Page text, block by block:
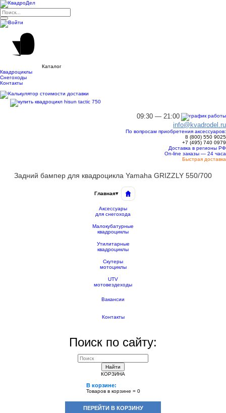
Каталог
Квадроциклы
Снегоходы
Контакты
09:30 — 21:00
info@kvadrodel.ru
По вопросам приобретения аксессуаров:
8 (800) 550 9025
+7 (495) 740 0979
Доставка в регионы РФ
On-line заказы — 24 часа
Быстрая доставка
Задний бампер для квадроцикла Yamaha GRIZZLY 550/700
Главная▾
Аксессуары
для снегохода
Малокубатурные
квадроциклы
Утилитарные
квадроциклы
Скутеры
мотоциклы
UTV
мотовездеходы
Вакансии
Контакты
Поиск по сайту:
Найти
КОРЗИНА
В корзине:
Товаров в корзине = 0
ПЕРЕЙТИ В КОРЗИНУ